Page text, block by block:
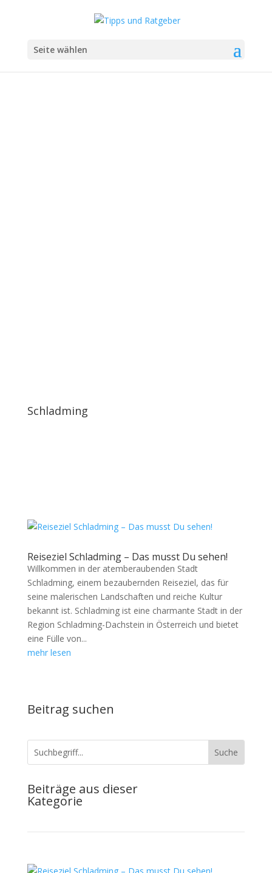
Seite wählen
Schladming
Reiseziel Schladming – Das musst Du sehen!
Willkommen in der atemberaubenden Stadt
Schladming, einem bezaubernden Reiseziel, das für
seine malerischen Landschaften und reiche Kultur
bekannt ist. Schladming ist eine charmante Stadt in der
Region Schladming-Dachstein in Österreich und bietet
eine Fülle von...
mehr lesen
Beitrag suchen
Beiträge aus dieser
Kategorie